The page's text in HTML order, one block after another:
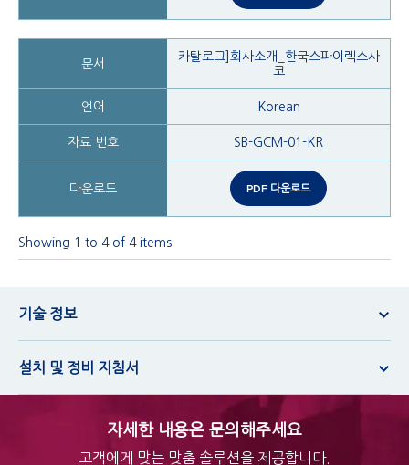
카탈로그]회사소개_한국스파이렉스사
코
Korean
SB-GCM-01-KR
PDF 다운로드
Showing 1 to 4 of 4 items
기술 정보
설치 및 정비 지침서
자세한 내용은 문의해주세요
고객에게 맞는 맞춤 솔루션을 제공합니다.